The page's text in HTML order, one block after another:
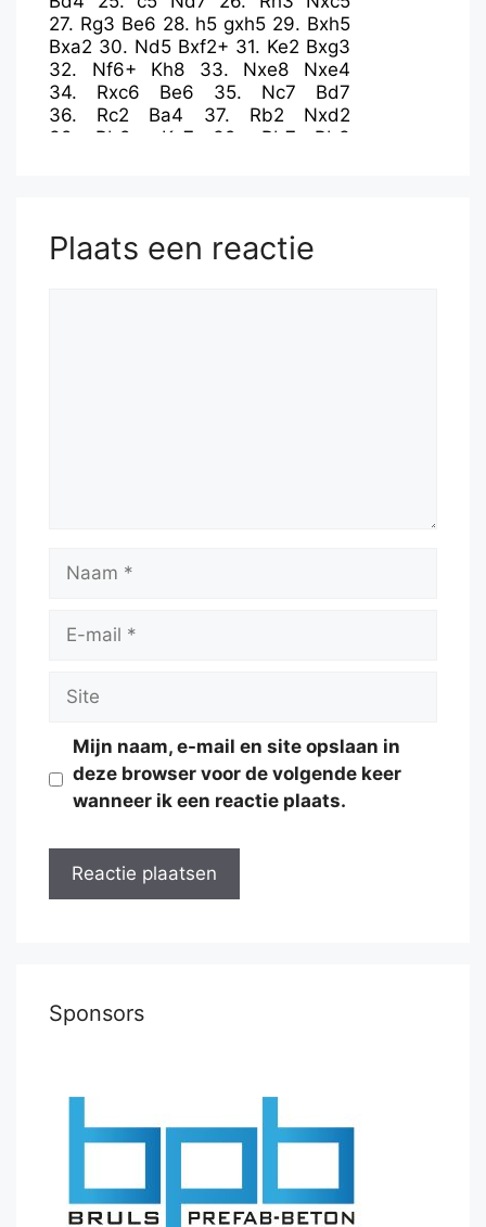
27. Rg3 Be6 28. h5 gxh5 29. Bxh5
Bxa2 30. Nd5 Bxf2+ 31. Ke2 Bxg3
32. Nf6+ Kh8 33. Nxe8
Nxe4
34. Rxc6 Be6 35. Nc7
Bd7
36. Rc2 Ba4 37. Rb2
Nxd2
38. Rb8+ Kg7 39. Rb7
Bb3
Plaats een reactie
Naam
Site
Mijn naam, e-mail en site opslaan in
deze browser voor de volgende keer
wanneer ik een reactie plaats.
Sponsors